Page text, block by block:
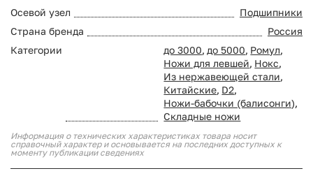
Осевой узел
Подшипники
Страна бренда
Россия
Категории
до 3000, до 5000, Ромул,
Ножи для левшей, Нокс,
Из нержавеющей стали,
Китайские, D2,
Ножи-бабочки (балисонги),
Складные ножи
Информация о технических характеристиках товара носит
справочный характер и основывается на последних доступных к
моменту публикации сведениях